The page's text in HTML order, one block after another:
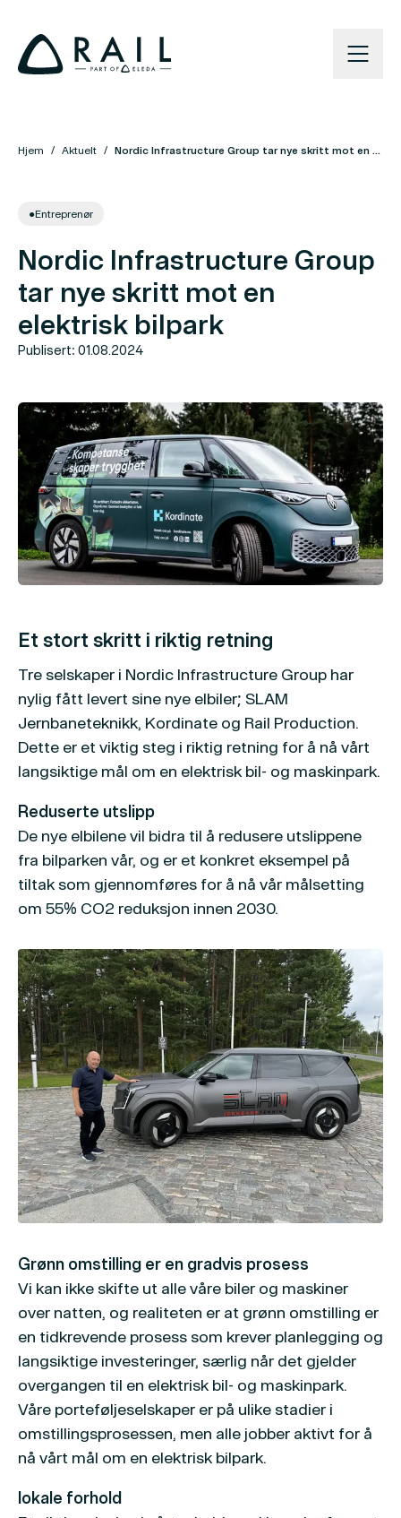
Hjem Aktuelt Nordic Infrastructure Group tar nye skritt mot en elektrisk bilpark
●Entreprenør
Nordic Infrastructure Group
tar nye skritt mot en
elektrisk bilpark
Publisert: 01.08.2024
Et stort skritt i riktig retning
Tre selskaper i Nordic Infrastructure Group har
nylig fått levert sine nye elbiler; SLAM
Jernbaneteknikk, Kordinate og Rail Production.
Dette er et viktig steg i riktig retning for å nå vårt
langsiktige mål om en elektrisk bil- og maskinpark.
Reduserte utslipp
De nye elbilene vil bidra til å redusere utslippene
fra bilparken vår, og er et konkret eksempel på
tiltak som gjennomføres for å nå vår målsetting
om 55% CO2 reduksjon innen 2030.
Grønn omstilling er en gradvis prosess
Vi kan ikke skifte ut alle våre biler og maskiner
over natten, og realiteten er at grønn omstilling er
en tidkrevende prosess som krever planlegging og
langsiktige investeringer, særlig når det gjelder
overgangen til en elektrisk bil- og maskinpark.
Våre porteføljeselskaper er på ulike stadier i
omstillingsprosessen, men alle jobber aktivt for å
nå vårt mål om en elektrisk bilpark.
lokale forhold